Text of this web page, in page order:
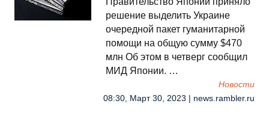
решение выделить Украине
очередной пакет гуманитарной
помощи на общую сумму $470
млн Об этом в четверг сообщил
МИД Японии. …
Новости
08:30, Март 30, 2023 | news.rambler.ru